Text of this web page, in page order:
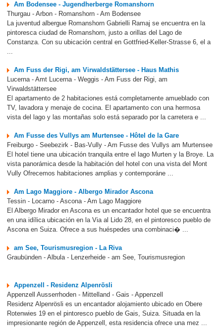
Am Bodensee - Jugendherberge Romanshorn
Thurgau - Arbon - Romanshorn - Am Bodensee
La juventud albergue Romanshorn Gabrielli Ramaj se encuentra en la
pintoresca ciudad de Romanshorn, justo a orillas del Lago de
Constanza. Con su ubicación central en Gottfried-Keller-Strasse 6, el a
...
Am Fuss der Rigi, am Virwaldstättersee - Haus Mathis
Lucerna - Amt Lucerna - Weggis - Am Fuss der Rigi, am
Virwaldstättersee
El apartamento de 2 habitaciones está completamente amueblado con
TV, lavadora y menaje de cocina. El apartamento con una hermosa
vista del lago y las montañas solo está separado por la carretera e ...
Am Fusse des Vullys am Murtensee - Hôtel de la Gare
Freiburgo - Seebezirk - Bas-Vully - Am Fusse des Vullys am Murtensee
El hotel tiene una ubicación tranquila entre el lago Murten y la Broye. La
vista panorámica desde la habitación del hotel con una vista del Mont
Vully Ofrecemos habitaciones amplias y contemporáne ...
Am Lago Maggiore - Albergo Mirador Ascona
Tessin - Locarno - Ascona - Am Lago Maggiore
El Albergo Mirador en Ascona es un encantador hotel que se encuentra
en una idílica ubicación en la Via al Lido 28, en el pintoresco pueblo de
Ascona en Suiza. Ofrece a sus huéspedes una combinaci� ...
am See, Tourismusregion - La Riva
Graubünden - Albula - Lenzerheide - am See, Tourismusregion
Appenzell - Residenz Alpenrösli
Appenzell Ausserrhoden - Mittelland - Gais - Appenzell
Residenz Alpenrösli es un encantador alojamiento ubicado en Obere
Rotenwies 19 en el pintoresco pueblo de Gais, Suiza. Situada en la
impresionante región de Appenzell, esta residencia ofrece una mez ...